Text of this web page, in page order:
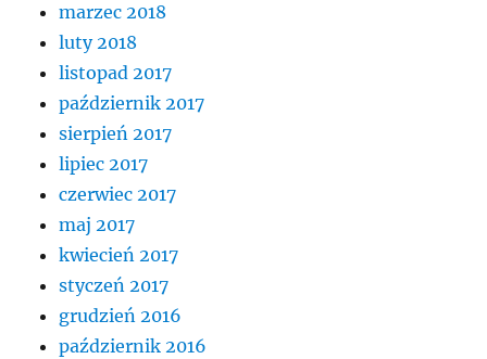
marzec 2018
luty 2018
listopad 2017
październik 2017
sierpień 2017
lipiec 2017
czerwiec 2017
maj 2017
kwiecień 2017
styczeń 2017
grudzień 2016
październik 2016